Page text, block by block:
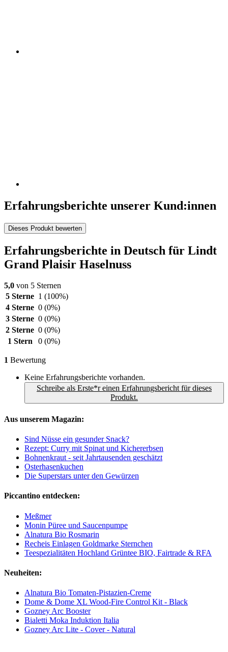
Erfahrungsberichte unserer Kund:innen
Dieses Produkt bewerten
Erfahrungsberichte in Deutsch für Lindt
Grand Plaisir Haselnuss
5,0 von 5 Sternen
5 Sterne 1 (100%)
4 Sterne 0 (0%)
3 Sterne 0 (0%)
2 Sterne 0 (0%)
1 Stern
0 (0%)
1 Bewertung
Keine Erfahrungsberichte vorhanden.
Schreibe als Erste*r einen Erfahrungsbericht für dieses
Produkt.
Aus unserem Magazin:
Sind Nüsse ein gesunder Snack?
Rezept: Curry mit Spinat und Kichererbsen
Bohnenkraut - seit Jahrtausenden geschätzt
Osterhasenkuchen
Die Superstars unter den Gewürzen
Piccantino entdecken:
Meßmer
Monin Püree und Saucenpumpe
Alnatura Bio Rosmarin
Recheis Einlagen Goldmarke Sternchen
Teespezialitäten Hochland Grüntee BIO, Fairtrade & RFA
Neuheiten:
Alnatura Bio Tomaten-Pistazien-Creme
Dome & Dome XL Wood-Fire Control Kit - Black
Gozney Arc Booster
Bialetti Moka Induktion Italia
Gozney Arc Lite - Cover - Natural